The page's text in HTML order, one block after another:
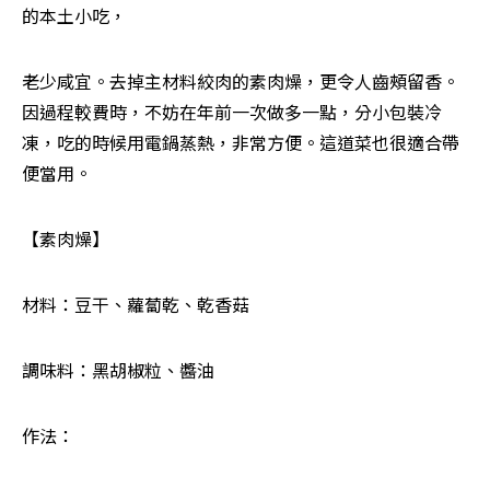
的本土小吃，
老少咸宜。去掉主材料絞肉的素肉燥，更令人齒頰留香。
因過程較費時，不妨在年前一次做多一點，分小包裝冷
凍，吃的時候用電鍋蒸熱，非常方便。這道菜也很適合帶
便當用。
【素肉燥】
材料：豆干、蘿蔔乾、乾香菇
調味料：黑胡椒粒、醬油
作法：